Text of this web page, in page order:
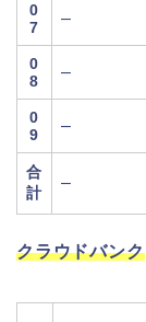
0
7
–
0
8
–
0
9
–
合
計
–
クラウドバンク